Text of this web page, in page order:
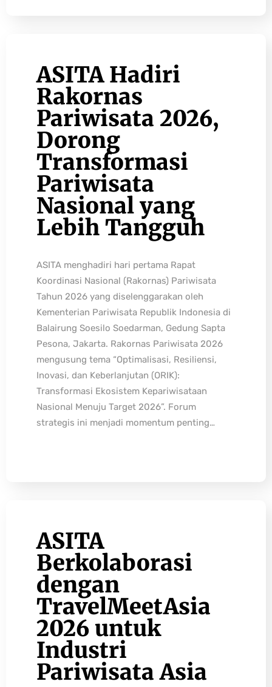
ASITA Hadiri
Rakornas
Pariwisata 2026,
Dorong
Transformasi
Pariwisata
Nasional yang
Lebih Tangguh
ASITA menghadiri hari pertama Rapat
Koordinasi Nasional (Rakornas) Pariwisata
Tahun 2026 yang diselenggarakan oleh
Kementerian Pariwisata Republik Indonesia di
Balairung Soesilo Soedarman, Gedung Sapta
Pesona, Jakarta. Rakornas Pariwisata 2026
mengusung tema “Optimalisasi, Resiliensi,
Inovasi, dan Keberlanjutan (ORIK):
Transformasi Ekosistem Kepariwisataan
Nasional Menuju Target 2026”. Forum
strategis ini menjadi momentum penting…
ASITA
Berkolaborasi
dengan
TravelMeetAsia
2026 untuk
Industri
Pariwisata Asia